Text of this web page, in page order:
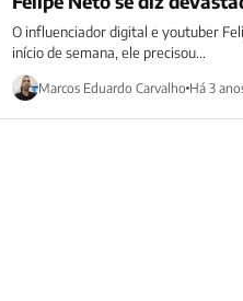
O influenciador digital e youtuber
início de semana, ele precisou...
Marcos Eduardo Carvalho Há 3